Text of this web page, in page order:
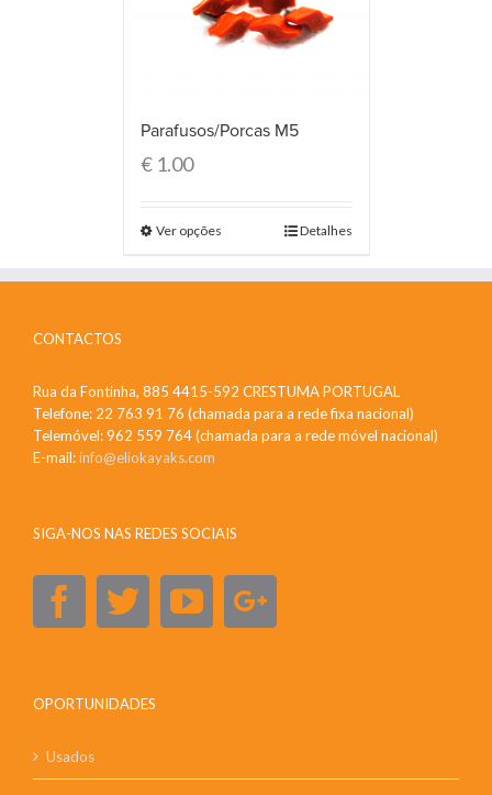
Parafusos/Porcas M5
€1.00
Ver opções Detalhes
CONTACTOS
Rua da Fontinha, 885 4415-592 CRESTUMA PORTUGAL
Telefone: 22 763 91 76 (chamada para a rede fixa nacional)
Telemóvel: 962 559 764 (chamada para a rede móvel nacional)
E-mail:info@eliokayaks.com
SIGA-NOS NAS REDES SOCIAIS
OPORTUNIDADES
Usados